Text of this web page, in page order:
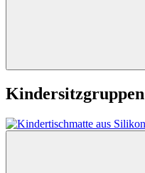
Kindersitzgruppen